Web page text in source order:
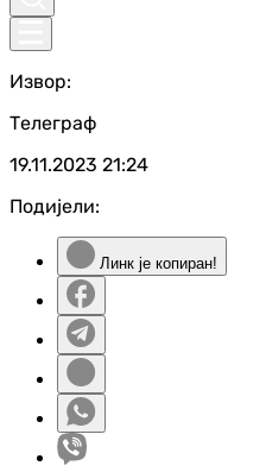
Извор:
Телеграф
19.11.2023 21:24
Подијели:
Линк је копиран!